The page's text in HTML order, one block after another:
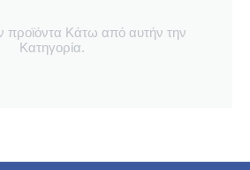
προϊόντα Κάτω από αυτήν την
Κατηγορία.